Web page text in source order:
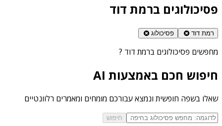
פסיכולוגים ברמת דוד
רמת דוד פסיכולוג
מחפשים פסיכולוגים ברמת דוד ?
חיפוש חכם באמצעות AI
שאלו בשפה חופשית ונמצא עבורכם מומחים ומאמרים רלוונטיים
חיפוש